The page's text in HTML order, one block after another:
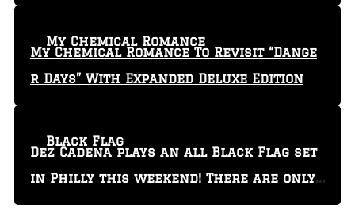
My Chemical Romance To Revisit “Dange
r Days” With Expanded Deluxe Edition
My Chemical Romance
Dez Cadena plays an all Black Flag set
in Philly this weekend! There are only
29 tickets left!
Black Flag